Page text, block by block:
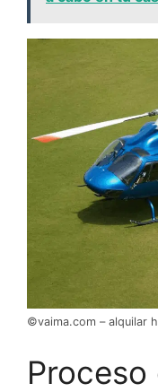
©vaima.com – alquilar
Proceso